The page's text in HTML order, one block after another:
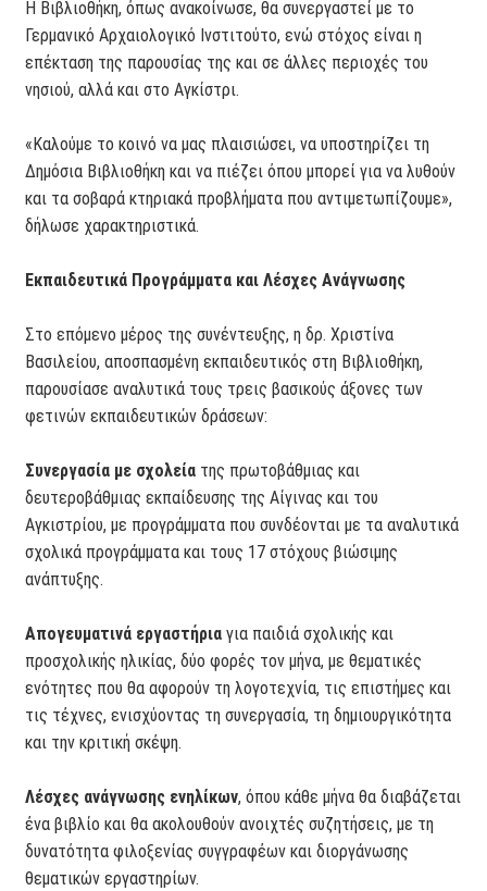
Η Βιβλιοθήκη, όπως ανακοίνωσε, θα συνεργαστεί με το
Γερμανικό Αρχαιολογικό Ινστιτούτο, ενώ στόχος είναι η
επέκταση της παρουσίας της και σε άλλες περιοχές του
νησιού, αλλά και στο Αγκίστρι.
«Καλούμε το κοινό να μας πλαισιώσει, να υποστηρίζει τη
Δημόσια Βιβλιοθήκη και να πιέζει όπου μπορεί για να λυθούν
και τα σοβαρά κτηριακά προβλήματα που αντιμετωπίζουμε»,
δήλωσε χαρακτηριστικά.
Εκπαιδευτικά Προγράμματα και Λέσχες Ανάγνωσης
Στο επόμενο μέρος της συνέντευξης, η δρ. Χριστίνα
Βασιλείου, αποσπασμένη εκπαιδευτικός στη Βιβλιοθήκη,
παρουσίασε αναλυτικά τους τρεις βασικούς άξονες των
φετινών εκπαιδευτικών δράσεων:
Συνεργασία με σχολεία της πρωτοβάθμιας και
δευτεροβάθμιας εκπαίδευσης της Αίγινας και του
Αγκιστρίου, με προγράμματα που συνδέονται με τα αναλυτικά
σχολικά προγράμματα και τους 17 στόχους βιώσιμης
ανάπτυξης.
Απογευματινά εργαστήρια για παιδιά σχολικής και
προσχολικής ηλικίας, δύο φορές τον μήνα, με θεματικές
ενότητες που θα αφορούν τη λογοτεχνία, τις επιστήμες και
τις τέχνες, ενισχύοντας τη συνεργασία, τη δημιουργικότητα
και την κριτική σκέψη.
Λέσχες ανάγνωσης ενηλίκων, όπου κάθε μήνα θα διαβάζεται
ένα βιβλίο και θα ακολουθούν ανοιχτές συζητήσεις, με τη
δυνατότητα φιλοξενίας συγγραφέων και διοργάνωσης
θεματικών εργαστηρίων.